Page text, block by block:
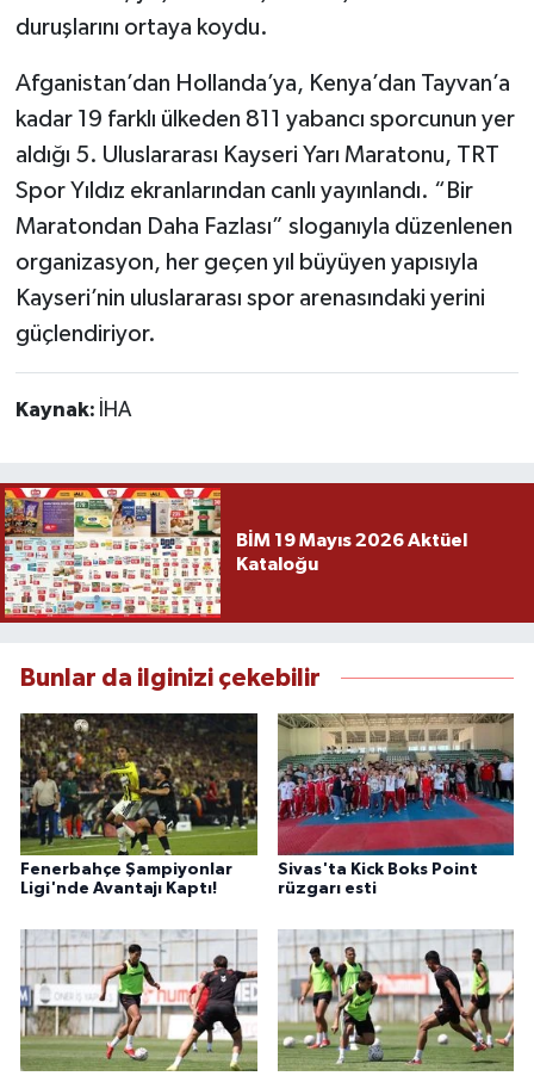
duruşlarını ortaya koydu.
Afganistan’dan Hollanda’ya, Kenya’dan Tayvan’a
kadar 19 farklı ülkeden 811 yabancı sporcunun yer
aldığı 5. Uluslararası Kayseri Yarı Maratonu, TRT
Spor Yıldız ekranlarından canlı yayınlandı. “Bir
Maratondan Daha Fazlası” sloganıyla düzenlenen
organizasyon, her geçen yıl büyüyen yapısıyla
Kayseri’nin uluslararası spor arenasındaki yerini
güçlendiriyor.
Kaynak: İHA
BİM 19 Mayıs 2026 Aktüel
Kataloğu
Bunlar da ilginizi çekebilir
Fenerbahçe Şampiyonlar
Ligi'nde Avantajı Kaptı!
Sivas'ta Kick Boks Point
rüzgarı esti